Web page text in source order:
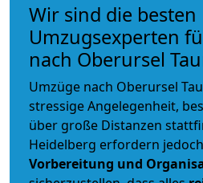
Wir sind die besten
Umzugsexperten
nach Oberursel
Umzüge nach Oberursel
stressige Angelegenheit,
über große Distanzen
Heidelberg erfordern
Vorbereitung und